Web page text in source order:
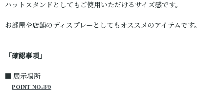
ハットスタンドとしてもご使用いただけるサイズ感です。
お部屋や店舗のディスプレーとしてもオススメのアイテムです。
「確認事項」
■ 展示場所
POINT NO.39